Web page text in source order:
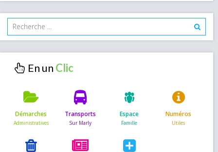
En un
Démarches Transports Espace Numéros